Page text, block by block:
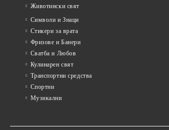
Животински свят
Символи и Знаци
Стикери за врата
Фризове и Банери
Сватба и Любов
Кулинарен свят
Транспортни средства
Спортни
Музикални